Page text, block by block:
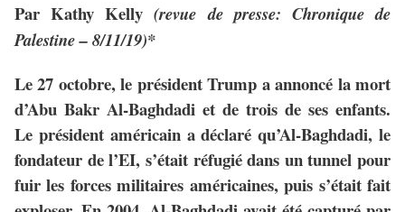
Par Kathy Kelly (revue de presse: Chronique de
Palestine – 8/11/19)*
Le 27 octobre, le président Trump a annoncé la mort
d’Abu Bakr Al-Baghdadi et de trois de ses enfants.
Le président américain a déclaré qu’Al-Baghdadi, le
fondateur de l’EI, s’était réfugié dans un tunnel pour
fuir les forces militaires américaines, puis s’était fait